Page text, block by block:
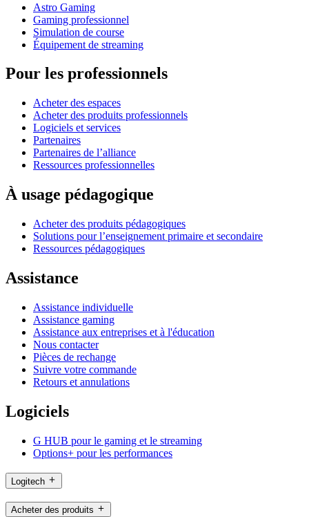
Astro Gaming
Gaming professionnel
Simulation de course
Équipement de streaming
Pour les professionnels
Acheter des espaces
Acheter des produits professionnels
Logiciels et services
Partenaires
Partenaires de l’alliance
Ressources professionnelles
À usage pédagogique
Acheter des produits pédagogiques
Solutions pour l’enseignement primaire et secondaire
Ressources pédagogiques
Assistance
Assistance individuelle
Assistance gaming
Assistance aux entreprises et à l'éducation
Nous contacter
Pièces de rechange
Suivre votre commande
Retours et annulations
Logiciels
G HUB pour le gaming et le streaming
Options+ pour les performances
Logitech
Acheter des produits